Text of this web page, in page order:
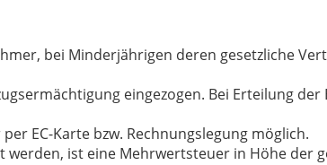
bei Minderjährigen deren gesetzliche
eingezogen. Bei Erteilung
EC-Karte bzw. Rechnungslegung möglich.
werden, ist eine Mehrwertsteuer in Höhe der